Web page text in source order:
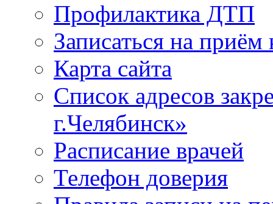
Профилактика ДТП
Записаться на приём
Карта сайта
Список адресов
г.Челябинск»
Расписание врачей
Телефон доверия